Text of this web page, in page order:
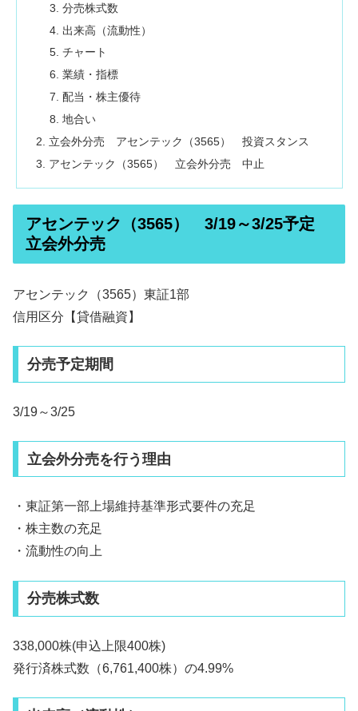
分売株式数
出来高（流動性）
チャート
業績・指標
配当・株主優待
地合い
立会外分売 アセンテック（3565） 投資スタンス
アセンテック（3565） 立会外分売 中止
アセンテック（3565） 3/19～3/25予定
立会外分売
アセンテック（3565）東証1部
信用区分【貸借融資】
分売予定期間
3/19～3/25
立会外分売を行う理由
・東証第一部上場維持基準形式要件の充足
・株主数の充足
・流動性の向上
分売株式数
338,000株(申込上限400株)
発行済株式数（6,761,400株）の4.99%